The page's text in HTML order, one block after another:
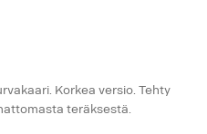
Korkea versio. Tehty
teräksestä.